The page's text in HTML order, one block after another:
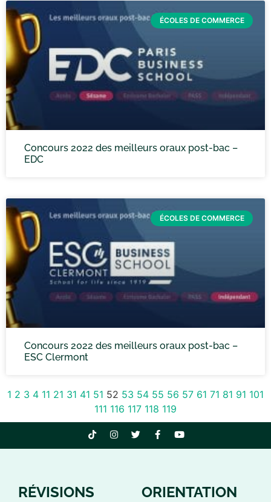
ÉCOLES DE COMMERCE
Concours 2022 des meilleurs oraux post-bac –
EDC
ÉCOLES DE COMMERCE
Concours 2022 des meilleurs oraux post-bac –
ESC Clermont
1 2 3 4 11 21 31 41 51 52 53 54 55 56 57 61 71 81 91 101
111 116 117 118 119
RÉVISIONS ORIENTATION